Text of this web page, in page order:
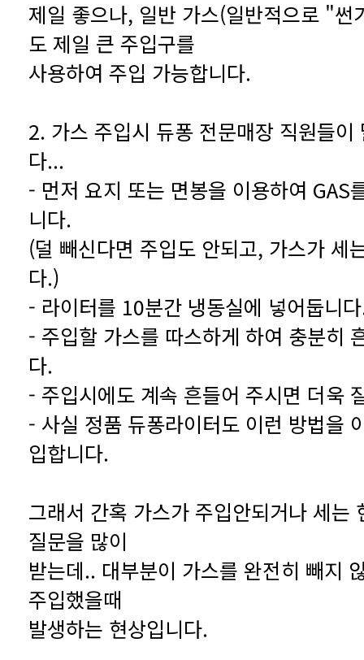
도 제일 큰 주입구를
사용하여 주입 가능합니다.
다...
니다.
다.)
- 라이터를 10분간 냉동실에 넣어둡니
다.
- 주입시에도 계속 흔들어 주시면 더욱
입합니다.
질문을 많이
주입했을때
발생하는 현상입니다.